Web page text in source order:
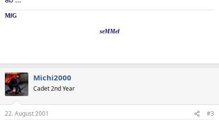
MfG
seMMel
Michi2000
Cadet 2nd Year
22. August 2001 #3